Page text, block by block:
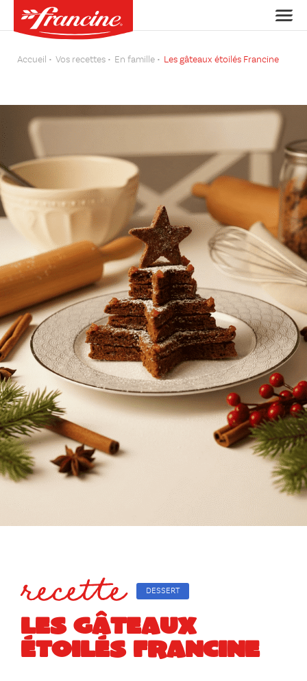
Accueil Vos recettes En famille Les gâteaux étoilés Francine
recette DESSERT
LES GÂTEAUX
ÉTOILÉS FRANCINE